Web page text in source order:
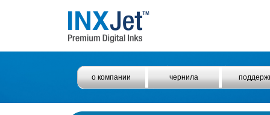
о компании чернила